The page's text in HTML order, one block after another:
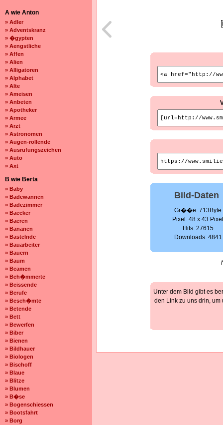
A wie Anton
» Adler
» Adventskranz
» �gypten
» Aengstliche
» Affen
» Alien
» Alligatoren
» Alphabet
» Alte
» Ameisen
» Anbeten
» Apotheker
» Armee
» Arzt
» Astronomen
» Augen-rollende
» Ausrufungszeichen
» Auto
» Axt
B wie Berta
» Baby
» Badewannen
» Badezimmer
» Baecker
» Baeren
» Bananen
» Bastelnde
» Bauarbeiter
» Bauern
» Baum
» Beamen
» Beh�mmerte
» Beissende
» Berufe
» Besch�mte
» Betende
» Bett
» Bewerfen
» Biber
» Bienen
» Bildhauer
» Biologen
» Bischoff
» Blaue
» Blitze
» Blumen
» B�se
» Bogenschiessen
» Bootsfahrt
» Borg
Bild-Daten
Gr��e: 713Byte
Pixel: 48 x 43
Hits: 27615
Downloads: 4841
Unter dem Bild gibt es
den Link zu uns drin,